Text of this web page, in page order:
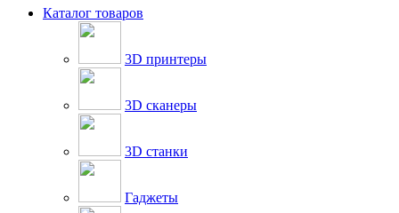
Каталог товаров
3D принтеры
3D сканеры
3D станки
Гаджеты